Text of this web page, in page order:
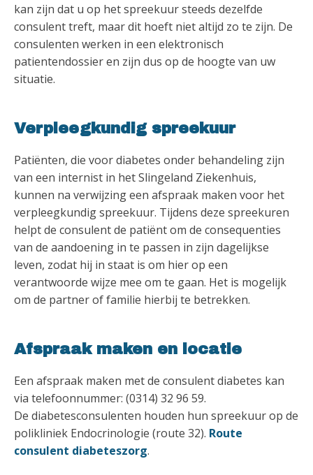
kan zijn dat u op het spreekuur steeds dezelfde
consulent treft, maar dit hoeft niet altijd zo te zijn. De
consulenten werken in een elektronisch
patientendossier en zijn dus op de hoogte van uw
situatie.
Verpleegkundig spreekuur
Patiënten, die voor diabetes onder behandeling zijn
van een internist in het Slingeland Ziekenhuis,
kunnen na verwijzing een afspraak maken voor het
verpleegkundig spreekuur. Tijdens deze spreekuren
helpt de consulent de patiënt om de consequenties
van de aandoening in te passen in zijn dagelijkse
leven, zodat hij in staat is om hier op een
verantwoorde wijze mee om te gaan. Het is mogelijk
om de partner of familie hierbij te betrekken.
Afspraak maken en locatie
Een afspraak maken met de consulent diabetes kan
via telefoonnummer: (0314) 32 96 59.
De diabetesconsulenten houden hun spreekuur op de
polikliniek Endocrinologie (route 32). Route
consulent diabeteszorg.